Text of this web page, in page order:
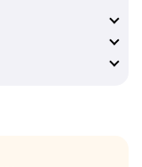
достоверной
лучшее
всех
не отвечаем